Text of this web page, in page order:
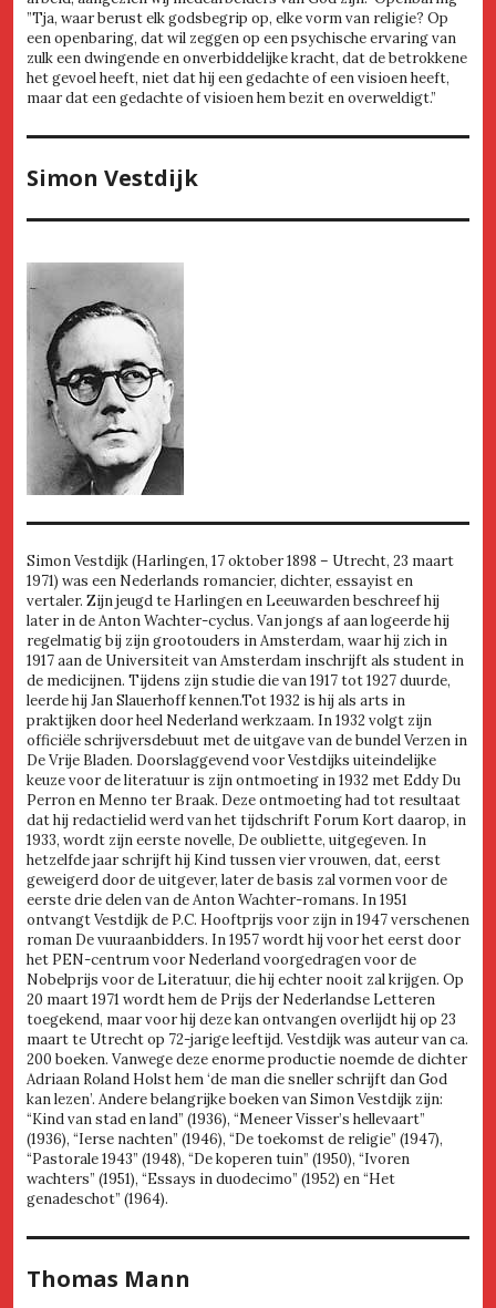
”Tja, waar berust elk godsbegrip op, elke vorm van religie? Op
een openbaring, dat wil zeggen op een psychische ervaring van
zulk een dwingende en onverbiddelijke kracht, dat de betrokkene
het gevoel heeft, niet dat hij een gedachte of een visioen heeft,
maar dat een gedachte of visioen hem bezit en overweldigt.”
Simon Vestdijk
Simon Vestdijk (Harlingen, 17 oktober 1898 – Utrecht, 23 maart
1971) was een Nederlands romancier, dichter, essayist en
vertaler. Zijn jeugd te Harlingen en Leeuwarden beschreef hij
later in de Anton Wachter-cyclus. Van jongs af aan logeerde hij
regelmatig bij zijn grootouders in Amsterdam, waar hij zich in
1917 aan de Universiteit van Amsterdam inschrijft als student in
de medicijnen. Tijdens zijn studie die van 1917 tot 1927 duurde,
leerde hij Jan Slauerhoff kennen.Tot 1932 is hij als arts in
praktijken door heel Nederland werkzaam. In 1932 volgt zijn
officiële schrijversdebuut met de uitgave van de bundel Verzen in
De Vrije Bladen. Doorslaggevend voor Vestdijks uiteindelijke
keuze voor de literatuur is zijn ontmoeting in 1932 met Eddy Du
Perron en Menno ter Braak. Deze ontmoeting had tot resultaat
dat hij redactielid werd van het tijdschrift Forum Kort daarop, in
1933, wordt zijn eerste novelle, De oubliette, uitgegeven. In
hetzelfde jaar schrijft hij Kind tussen vier vrouwen, dat, eerst
geweigerd door de uitgever, later de basis zal vormen voor de
eerste drie delen van de Anton Wachter-romans. In 1951
ontvangt Vestdijk de P.C. Hooftprijs voor zijn in 1947 verschenen
roman De vuuraanbidders. In 1957 wordt hij voor het eerst door
het PEN-centrum voor Nederland voorgedragen voor de
Nobelprijs voor de Literatuur, die hij echter nooit zal krijgen. Op
20 maart 1971 wordt hem de Prijs der Nederlandse Letteren
toegekend, maar voor hij deze kan ontvangen overlijdt hij op 23
maart te Utrecht op 72-jarige leeftijd. Vestdijk was auteur van ca.
200 boeken. Vanwege deze enorme productie noemde de dichter
Adriaan Roland Holst hem ‘de man die sneller schrijft dan God
kan lezen’. Andere belangrijke boeken van Simon Vestdijk zijn:
“Kind van stad en land” (1936), “Meneer Visser’s hellevaart”
(1936), “Ierse nachten” (1946), “De toekomst de religie” (1947),
“Pastorale 1943” (1948), “De koperen tuin” (1950), “Ivoren
wachters” (1951), “Essays in duodecimo” (1952) en “Het
genadeschot” (1964).
Thomas Mann